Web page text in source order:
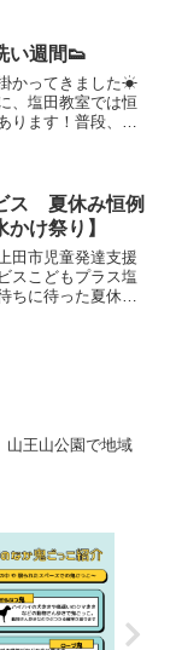
てみましたが難し
いるお兄...
い週間👟
かってきました☀
、塩田教室では恒
ります！普段、学
利用...
ス 夏休み恒例
け祭り】
田市児童発達支援
スこどもプラス塩
ちに待った夏休み
王山公園で地域